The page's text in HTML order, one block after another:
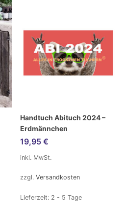
Handtuch Abituch 2024 –
Erdmännchen
19,95 €
inkl. MwSt.
zzgl. Versandkosten
Lieferzeit: 2 - 5 Tage